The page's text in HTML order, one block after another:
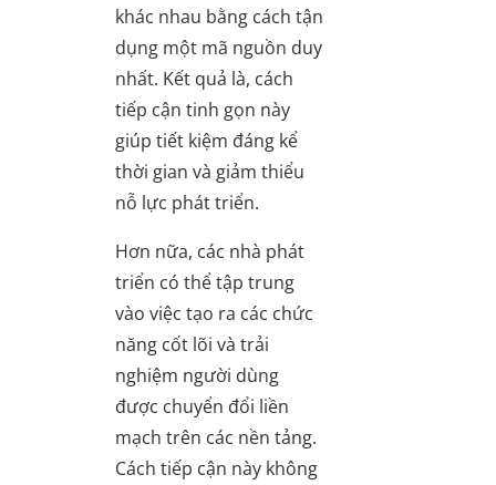
khác nhau bằng cách tận
dụng một mã nguồn duy
nhất. Kết quả là, cách
tiếp cận tinh gọn này
giúp tiết kiệm đáng kể
thời gian và giảm thiểu
nỗ lực phát triển.
Hơn nữa, các nhà phát
triển có thể tập trung
vào việc tạo ra các chức
năng cốt lõi và trải
nghiệm người dùng
được chuyển đổi liền
mạch trên các nền tảng.
Cách tiếp cận này không